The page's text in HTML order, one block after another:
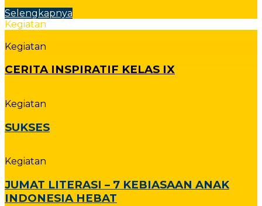
Selengkapnya
Kegiatan
Kegiatan
CERITA INSPIRATIF KELAS IX
Kegiatan
SUKSES
Kegiatan
JUMAT LITERASI – 7 KEBIASAAN ANAK
INDONESIA HEBAT